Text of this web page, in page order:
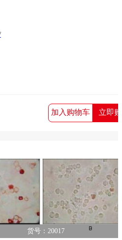
加入购物车 立即
货号：20017